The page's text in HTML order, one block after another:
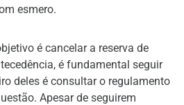
esmero.
é cancelar a reserva de
é fundamental seguir
deles é consultar o regulamento
Apesar de seguirem